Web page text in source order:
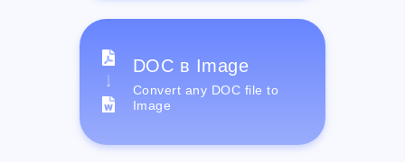
DOC в Image
Convert any DOC file to
Image